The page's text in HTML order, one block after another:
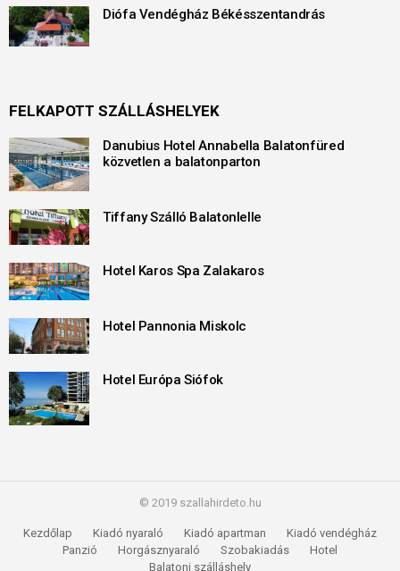
Diófa Vendégház Békésszentandrás
FELKAPOTT SZÁLLÁSHELYEK
Danubius Hotel Annabella Balatonfüred
közvetlen a balatonparton
Tiffany Szálló Balatonlelle
Hotel Karos Spa Zalakaros
Hotel Pannonia Miskolc
Hotel Európa Siófok
© 2019 szallahirdeto.hu
Kezdőlap Kiadó nyaraló Kiadó apartman
Kiadó vendégház
Panzió
Horgásznyaraló Szobakiadás
Hotel
Balatoni szálláshely